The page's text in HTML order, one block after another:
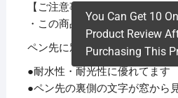
【ご注意事項】
・この商品は下記内容×60セッ
ペン先に窓がある!はみ出し知ら
●耐水性・耐光性に優れてます
●ペン先の裏側の文字が窓から
You Can Get 10
Product Review
Purchasing This